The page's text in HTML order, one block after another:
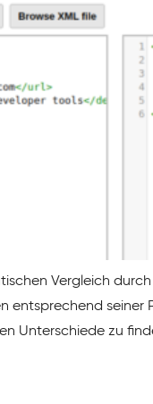
Vergleich
entsprechend seiner
Unterschiede zu